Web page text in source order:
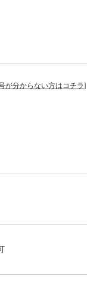
が分からない方はコチラ